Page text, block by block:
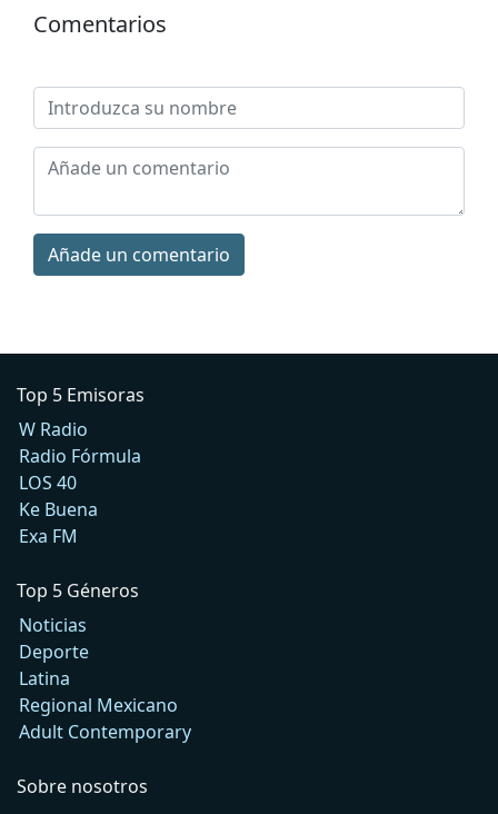
Comentarios
Añade un comentario
Top 5 Emisoras
W Radio
Radio Fórmula
LOS 40
Ke Buena
Exa FM
Top 5 Géneros
Noticias
Deporte
Latina
Regional Mexicano
Adult Contemporary
Sobre nosotros